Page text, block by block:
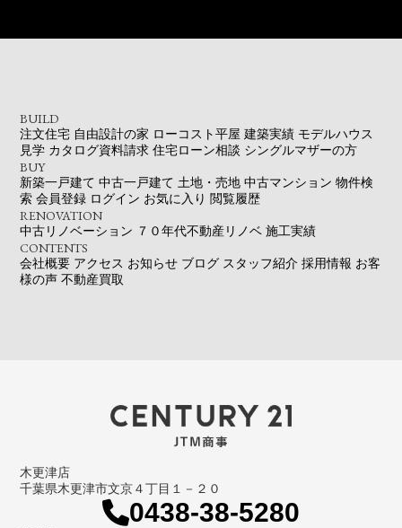
BUILD
注文住宅 自由設計の家 ローコスト平屋 建築実績 モデルハウス
見学 カタログ資料請求 住宅ローン相談 シングルマザーの方
BUY
新築一戸建て 中古一戸建て 土地・売地 中古マンション 物件検
索 会員登録 ログイン お気に入り 閲覧履歴
RENOVATION
中古リノベーション ７０年代不動産リノベ 施工実績
CONTENTS
会社概要 アクセス お知らせ ブログ スタッフ紹介 採用情報 お客
様の声 不動産買取
木更津店
千葉県木更津市文京４丁目１－２０
0438-38-5280